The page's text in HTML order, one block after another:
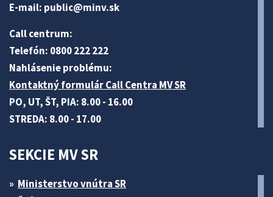
E-mail: public@minv.sk
Call centrum:
Telefón: 0800 222 222
Nahlásenie problému:
Kontaktný formulár Call Centra MV SR
PO, UT, ŠT, PIA: 8.00 - 16.00
STREDA: 8.00 - 17.00
SEKCIE MV SR
Ministerstvo vnútra SR